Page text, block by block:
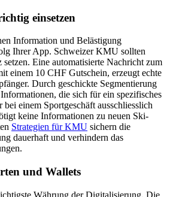
einsetzen
Information und Belästigung
Ihrer App. Schweizer KMU sollten
setzen. Eine automatisierte Nachricht zum
einem 10 CHF Gutschein, erzeugt echte
Durch geschickte Segmentierung
die sich für ein spezifisches
bei einem Sportgeschäft ausschliesslich
keine Informationen zu neuen Ski-
Strategien für KMU sichern die
dauerhaft und verhindern das
und Wallets
Währung der Digitalisierung. Die